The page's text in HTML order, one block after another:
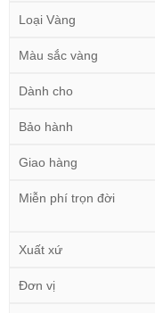
Loại Vàng
Màu sắc vàng
Dành cho
Bảo hành
Giao hàng
Miễn phí trọn đời
Xuất xứ
Đơn vị